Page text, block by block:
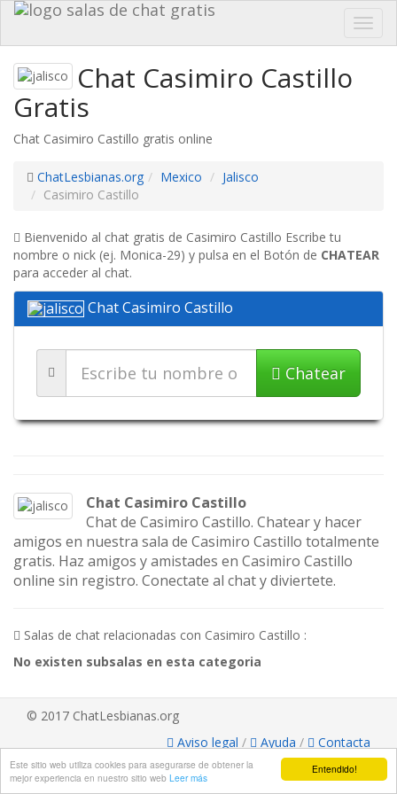
Entendido!
Este sitio web utiliza cookies para asegurarse de obtener la
mejor experiencia en nuestro sitio web Leer más
Chat Casimiro Castillo
Gratis
Chat Casimiro Castillo gratis online
ChatLesbianas.org Mexico
Jalisco
Casimiro Castillo
Bienvenido al chat gratis de Casimiro Castillo Escribe tu
nombre o nick (ej. Monica-29) y pulsa en el Botón de CHATEAR
para acceder al chat.
Chat Casimiro Castillo
Chatear
Chat Casimiro Castillo
Chat de Casimiro Castillo. Chatear y hacer
amigos en nuestra sala de Casimiro Castillo totalmente
gratis. Haz amigos y amistades en Casimiro Castillo
online sin registro. Conectate al chat y diviertete.
Salas de chat relacionadas con Casimiro Castillo :
No existen subsalas en esta categoria
© 2017 ChatLesbianas.org
Aviso legal / Ayuda / Contacta